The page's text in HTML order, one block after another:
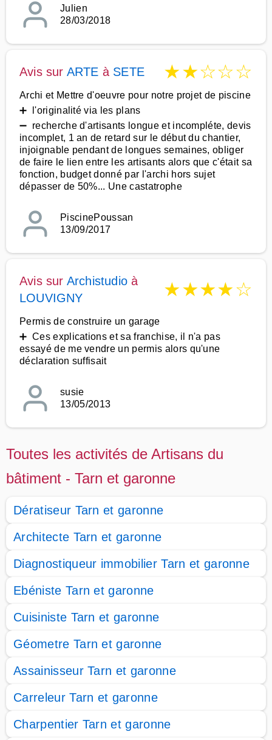
Julien
28/03/2018
Avis sur ARTE à SETE ★★☆☆☆
Archi et Mettre d'oeuvre pour notre projet de piscine
➕ l'originalité via les plans
➖ recherche d'artisants longue et incompléte, devis
incomplet, 1 an de retard sur le début du chantier,
injoignable pendant de longues semaines, obliger
de faire le lien entre les artisants alors que c'était sa
fonction, budget donné par l'archi hors sujet
dépasser de 50%... Une castatrophe
PiscinePoussan
13/09/2017
Avis sur Archistudio à
LOUVIGNY
★★★★☆
Permis de construire un garage
➕ Ces explications et sa franchise, il n'a pas
essayé de me vendre un permis alors qu'une
déclaration suffisait
susie
13/05/2013
Toutes les activités de Artisans du
bâtiment - Tarn et garonne
Dératiseur Tarn et garonne
Architecte Tarn et garonne
Diagnostiqueur immobilier Tarn et garonne
Ebéniste Tarn et garonne
Cuisiniste Tarn et garonne
Géometre Tarn et garonne
Assainisseur Tarn et garonne
Carreleur Tarn et garonne
Charpentier Tarn et garonne